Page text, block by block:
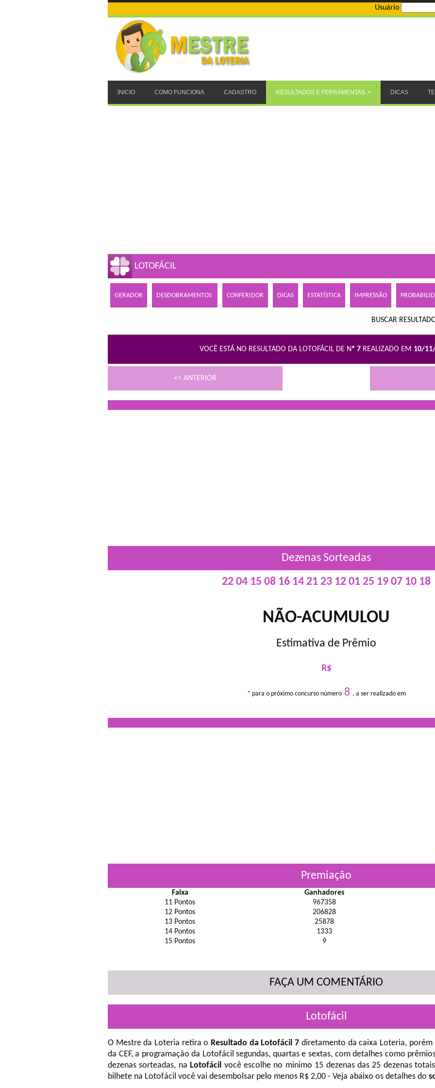
Usuário
INICIO COMO FUNCIONA CADASTRO RESULTADOS E FERRAMENTAS DICAS
LOTOFÁCIL
GERADOR DESDOBRAMENTOS CONFERIDOR DICAS ESTATÍSTICA IMPRESSÃO
BUSCAR
VOCÊ ESTÁ NO RESULTADO DA LOTOFÁCIL DE Nº 7 REALIZADO EM 10/
<< ANTERIOR
Dezenas Sorteadas
22 04 15 08 16 14 21 23 12 01 25 19 07 10 18
NÃO-ACUMULOU
Estimativa de Prêmio
R$
* para o próximo concurso número8 , a ser realizado em
Premiação
Faixa Ganhadores
11 Pontos
967358
12 Pontos
206828
13 Pontos
25878
14 Pontos
1333
15 Pontos
9
FAÇA UM COMENTÁRIO
Lotofácil
O Mestre da Loteria retira o Resultado da Lotofácil 7 diretamento da caixa Loteria,
da CEF, a programação da Lotofácil segundas, quartas e sextas, com detalhes como
dezenas sorteadas, na Lotofácil você escolhe no minimo 15 dezenas das 25 dezenas
bilhete na Lotofácil você vai desembolsar pelo menos R$ 2,00 - Veja abaixo os detalhes do